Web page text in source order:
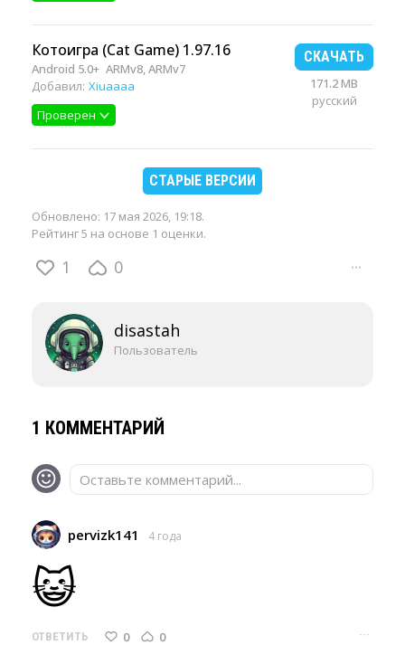
Котоигра (Cat Game) 1.97.16
Android 5.0+ ARMv8, ARMv7
Добавил: Xiuaaaa
Проверен
СКАЧАТЬ
171.2 MB
русский
СТАРЫЕ ВЕРСИИ
Обновлено: 17 мая 2026, 19:18.
Рейтинг 5 на основе 1 оценки.
1 0 ···
disastah
Пользователь
1 КОММЕНТАРИЙ
Оставьте комментарий...
pervizk141 4 года
😺
ОТВЕТИТЬ 0 0 ···